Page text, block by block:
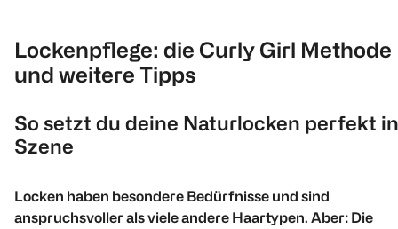
Lockenpflege: die Curly Girl Methode
und weitere Tipps
So setzt du deine Naturlocken perfekt in
Szene
Locken haben besondere Bedürfnisse und sind
anspruchsvoller als viele andere Haartypen. Aber: Die